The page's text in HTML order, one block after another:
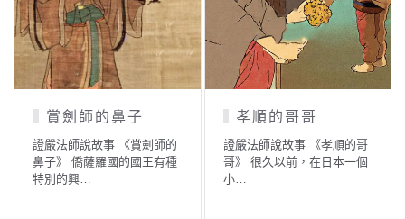
賞劍師的鼻子
證嚴法師說故事 《賞劍師的
鼻子》 僑薩羅國的國王有種
特別的興…
孝順的哥哥
證嚴法師說故事 《孝順的哥
哥》 很久以前，在日本一個
小…